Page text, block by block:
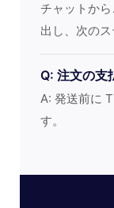
チャットか
出し、次のス
Q: 注文の支
A: 発送前に
す。